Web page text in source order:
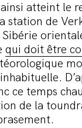
atteint le
station de
qui doit être
ce temps
de la